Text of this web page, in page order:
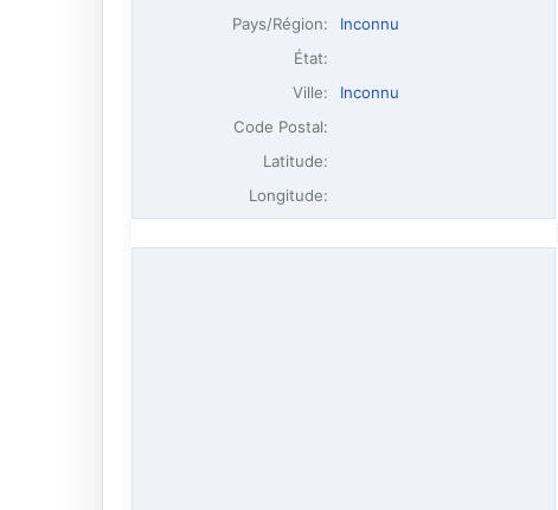
Pays/Région:
Inconnu
État:
Ville:
Inconnu
Code Postal:
Latitude:
Longitude: